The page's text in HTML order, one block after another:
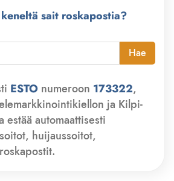
keneltä sait roskapostia?
Hae
ESTO numeroon 173322,
ja Kilpi-
estää automaattisesti
huijaussoitot,